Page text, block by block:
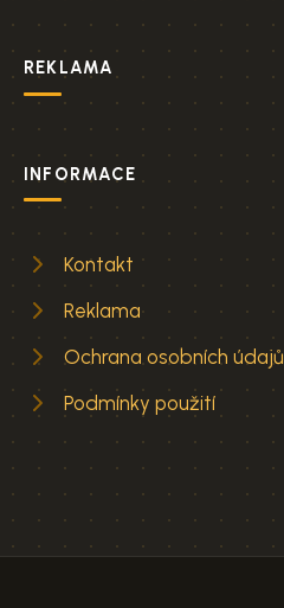
REKLAMA
INFORMACE
Kontakt
Reklama
Ochrana osobních údajů
Podmínky použití